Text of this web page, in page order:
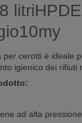
cerotti è ideale
igienico dei rifiuti
ad alta